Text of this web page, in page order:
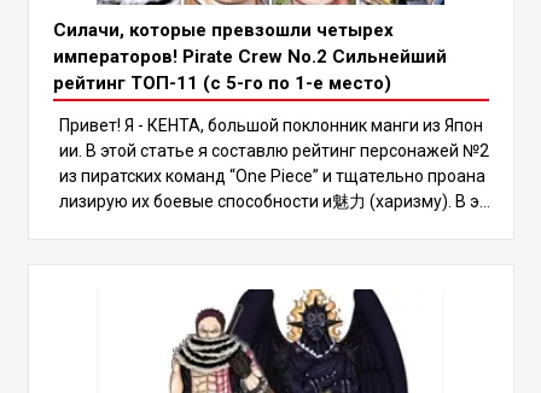
Силачи, которые превзошли четырех
императоров! Pirate Crew No.2 Сильнейший
рейтинг ТОП-11 (с 5-го по 1-е место)
Привет! Я - КЕНТА, большой поклонник манги из Япон
ии. В этой статье я составлю рейтинг персонажей №2
из пиратских команд “One Piece” и тщательно проана
лизирую их боевые способности и魅力 (харизму). В эт
ь, кто же окажется на вершине! В мире “One Piece” ес
ть много сильных персонажей, но пиратские команд
ы №2 особенно выделяются своими огромными боев
ыми способностями. Эти персонажи часто не уступа